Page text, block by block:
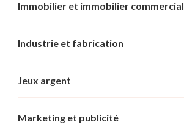
Immobilier et immobilier commercial
Industrie et fabrication
Jeux argent
Marketing et publicité